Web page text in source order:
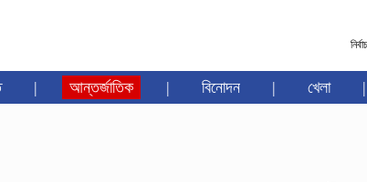
| আন্তর্জাতিক | বিনোদন | খেলা |